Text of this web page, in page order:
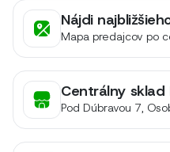
Nájdi
Mapa predajcov po
Centrálny sklad
Pod Dúbravou 7,